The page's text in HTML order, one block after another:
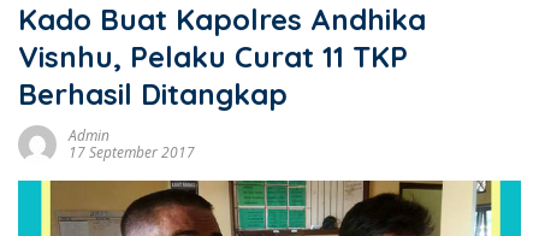
Kado Buat Kapolres Andhika
Visnhu, Pelaku Curat 11 TKP
Berhasil Ditangkap
Admin
17 September 2017